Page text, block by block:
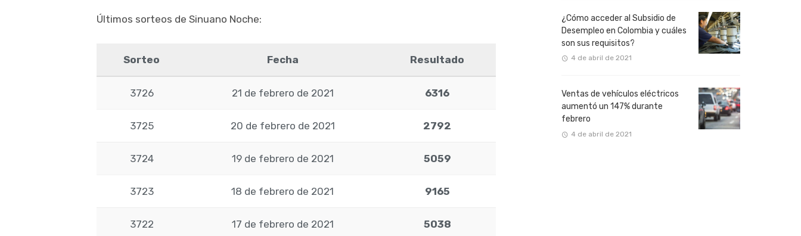
Últimos sorteos de Sinuano Noche:
Sorteo Fecha Resultado
3726 21 de febrero de 2021 6316
3725 20 de febrero de 2021 2792
3724 19 de febrero de 2021 5059
3723 18 de febrero de 2021 9165
3722 17 de febrero de 2021 5038
¿Cómo acceder al Subsidio de
Desempleo en Colombia y cuáles
son sus requisitos?
4 de abril de 2021
Ventas de vehículos eléctricos
aumentó un 147% durante
febrero
4 de abril de 2021